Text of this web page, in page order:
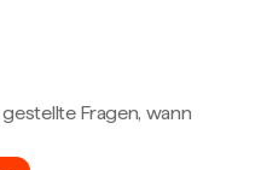
Fragen, wann